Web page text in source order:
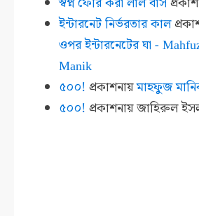
ইন্টারনেট নির্ভরতার কাল
ওপর ইন্টারনেটের ঘা -
Manik
৫০০! প্রকাশনায়মাহফুজ
৫০০! প্রকাশনায়জাহিরুল